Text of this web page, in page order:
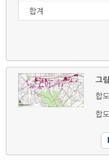
합계
그
합
합